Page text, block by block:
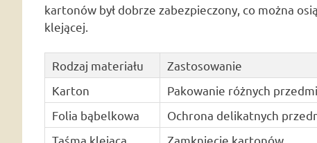
kartonów był dobrze zabezpieczony, co można
klejącej.
Rodzaj materiału Zastosowanie
Karton
Pakowanie różnych
Folia bąbelkowa
Ochrona delikatnych